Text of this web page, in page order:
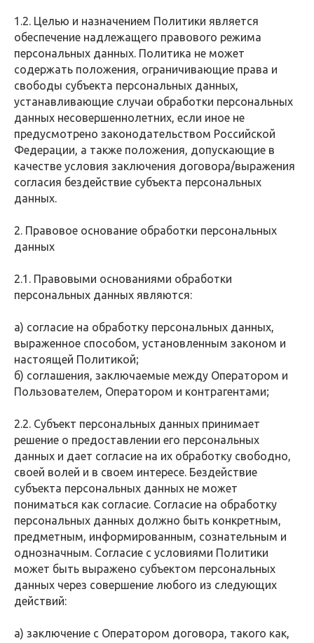
1.2. Целью и назначением Политики является
обеспечение надлежащего правового режима
персональных данных. Политика не может
содержать положения, ограничивающие права и
свободы субъекта персональных данных,
устанавливающие случаи обработки персональных
данных несовершеннолетних, если иное не
предусмотрено законодательством Российской
Федерации, а также положения, допускающие в
качестве условия заключения договора/выражения
согласия бездействие субъекта персональных
данных.
2. Правовое основание обработки персональных
данных
2.1. Правовыми основаниями обработки
персональных данных являются:
а) согласие на обработку персональных данных,
выраженное способом, установленным законом и
настоящей Политикой;
б) соглашения, заключаемые между Оператором и
Пользователем, Оператором и контрагентами;
2.2. Субъект персональных данных принимает
решение о предоставлении его персональных
данных и дает согласие на их обработку свободно,
своей волей и в своем интересе. Бездействие
субъекта персональных данных не может
пониматься как согласие. Согласие на обработку
персональных данных должно быть конкретным,
предметным, информированным, сознательным и
однозначным. Согласие с условиями Политики
может быть выражено субъектом персональных
данных через совершение любого из следующих
действий:
а) заключение с Оператором договора, такого как,